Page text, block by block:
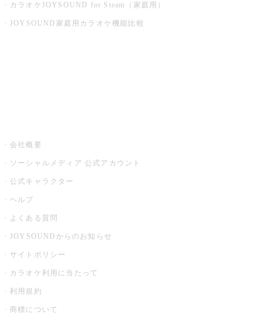
カラオケJOYSOUND for Steam（家庭用）
JOYSOUND家庭用カラオケ機能比較
会社概要
ソーシャルメディア 公式アカウント
公式キャラクター
ヘルプ
よくある質問
JOYSOUNDからのお知らせ
サイトポリシー
カラオケ利用に当たって
利用規約
商標について